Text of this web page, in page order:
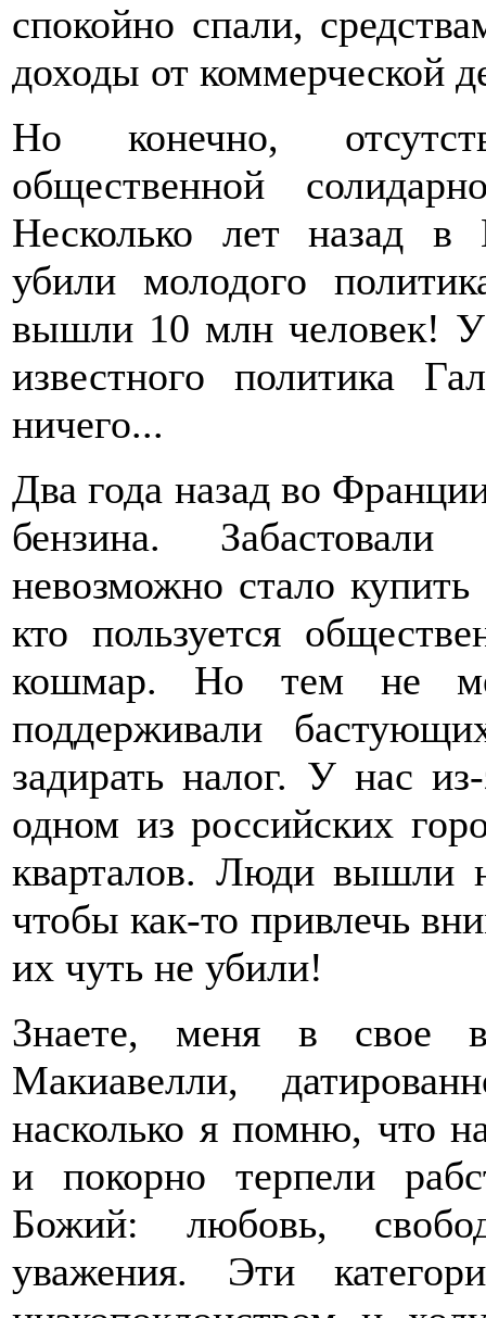
спокойно спали,
доходы от коммерческой
Но конечно,
общественной
Несколько лет назад в
убили молодого
вышли 10 млн человек! У
известного политика
ничего...
Два года назад во
бензина.
невозможно стало
кто пользуется
кошмар. Но тем не
поддерживали
задирать налог. У нас
одном из российских
кварталов. Люди вышли
чтобы как-то привлечь
их чуть не убили!
Знаете, меня в свое
Макиавелли,
насколько я помню, что
и покорно терпели
Божий: любовь,
уважения. Эти